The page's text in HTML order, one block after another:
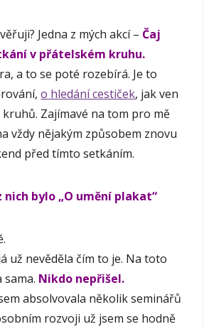
Jedna z mých akcí – Čaj
v přátelském kruhu.
a to se poté rozebírá. Je to
o hledání cestiček, jak ven
kruhů. Zajímavé na tom pro mě
vždy nějakým způsobem znovu
před tímto setkáním.
nich bylo „O umění plakat“
už nevěděla čím to je. Na toto
sama. Nikdo nepřišel.
absolvovala několik seminářů
rozvoji už jsem se hodně